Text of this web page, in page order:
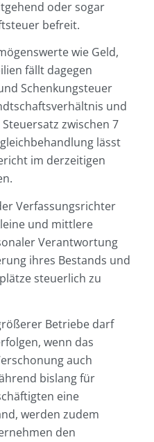
oder sogar
befreit.
wie Geld,
fällt dagegen
Schenkungsteuer
und
zwischen 7
lässt
im derzeitigen
Verfassungsrichter
und mittlere
Verantwortung
ihres Bestands und
steuerlich zu
Betriebe darf
wenn das
auch
bislang für
eine
werden zudem
den